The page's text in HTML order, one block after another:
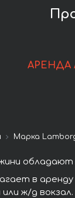
АРЕНДА
Марка
обладают
в
ж/д вокзал.